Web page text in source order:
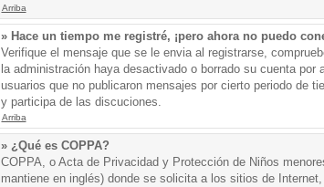
Arriba
» Hace un tiempo me registré, ¡pero ahora no puedo
Verifique el mensaje que se le envia al registrarse,
la administración haya desactivado o borrado su cuenta
usuarios que no publicaron mensajes por cierto periodo de
y participa de las discuciones.
Arriba
» ¿Qué es COPPA?
COPPA, o Acta de Privacidad y Protección de Niños
mantiene en inglés) donde se solicita a los sitios de